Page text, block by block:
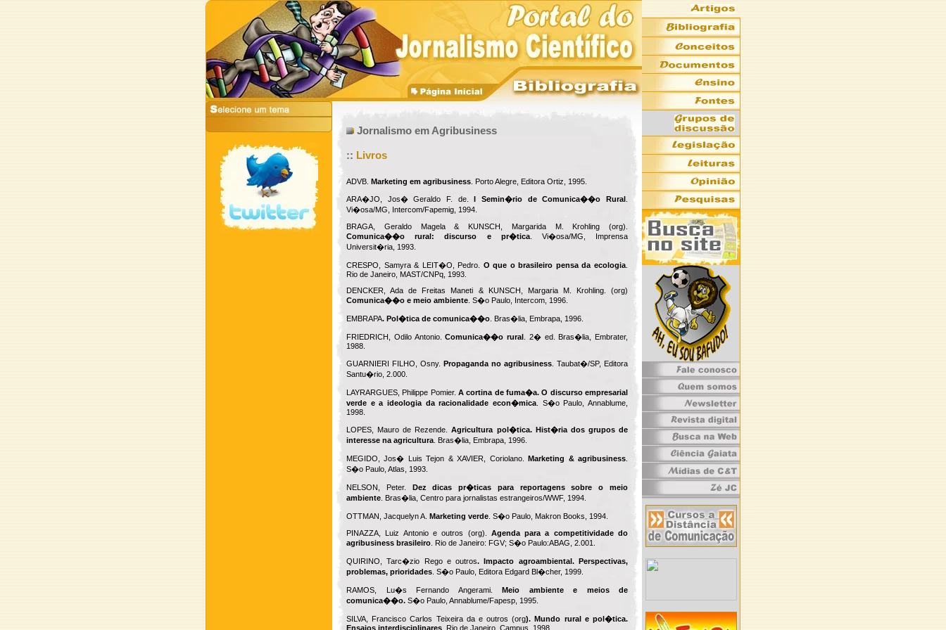
Jornalismo em Agribusiness
:: Livros
ADVB. Marketing em agribusiness . Porto Alegre, Editora Ortiz, 1995.
ARA�JO, Jos� Geraldo F. de.I Semin�rio de Comunica��o Rural
Vi�osa/MG, Intercom/Fapemig, 1994.
BRAGA, Geraldo Magela & KUNSCH, Margarida M. Krohling (org).
Comunica��o rural: discurso e pr�tica. Vi�osa/MG, Imprensa
Universit�ria, 1993.
CRESPO, Samyra & LEIT�O, Pedro. O que o brasileiro pensa da ecologia
Rio de Janeiro, MAST/CNPq, 1993.
DENCKER, Ada de Freitas Maneti & KUNSCH, Margaria M. Krohling. (org)
Comunica��o e meio ambiente . S�o Paulo, Intercom, 1996.
EMBRAPA. Pol�tica de comunica��o . Bras�lia, Embrapa, 1996.
FRIEDRICH, Odilo Antonio.Comunica��o rural . 2� ed. Bras�lia, Embrater,
1988.
GUARNIERI FILHO, Osny. Propaganda no agribusiness . Taubat�/SP, Editora
Santu�rio, 2.000.
LAYRARGUES, Philippe Pomier. A cortina de fuma�a. O discurso empresarial
verde e a ideologia da racionalidade econ�mica . S�o Paulo, Annablume,
1998.
LOPES, Mauro de Rezende.Agricultura pol�tica. Hist�ria dos grupos de
interesse na agricultura . Bras�lia, Embrapa, 1996.
MEGIDO, Jos� Luis Tejon & XAVIER, Coriolano.Marketing & agribusiness
S�o Paulo, Atlas, 1993.
NELSON, Peter. Dez dicas pr�ticas para reportagens sobre o meio
ambiente . Bras�lia, Centro para jornalistas estrangeiros/WWF, 1994.
OTTMAN, Jacquelyn A. Marketing verde . S�o Paulo, Makron Books, 1994.
PINAZZA, Luiz Antonio e outros (org). Agenda para a competitividade do
agribusiness brasileiro . Rio de Janeiro: FGV; S�o Paulo:ABAG, 2.001.
QUIRINO, Tarc�zio Rego e outros. Impacto agroambiental. Perspectivas,
problemas, prioridades . S�o Paulo, Editora Edgard Bl�cher, 1999.
RAMOS, Lu�s Fernando Angerami. Meio ambiente e meios de
comunica��o. S�o Paulo, Annablume/Fapesp, 1995.
SILVA, Francisco Carlos Teixeira da e outros (org). Mundo rural e pol�tica.
Ensaios interdisciplinares . Rio de Janeiro, Campus, 1998.